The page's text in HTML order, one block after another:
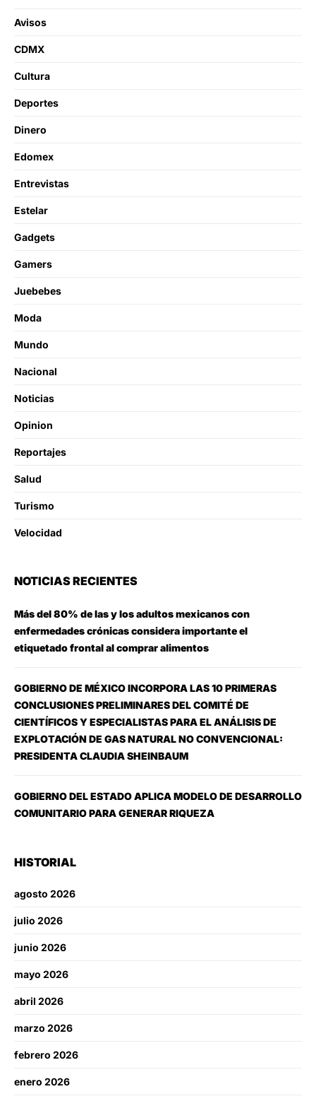
Avisos
CDMX
Cultura
Deportes
Dinero
Edomex
Entrevistas
Estelar
Gadgets
Gamers
Juebebes
Moda
Mundo
Nacional
Noticias
Opinion
Reportajes
Salud
Turismo
Velocidad
NOTICIAS RECIENTES
Más del 80% de las y los adultos mexicanos con
enfermedades crónicas considera importante el
etiquetado frontal al comprar alimentos
GOBIERNO DE MÉXICO INCORPORA LAS 10 PRIMERAS
CONCLUSIONES PRELIMINARES DEL COMITÉ DE
CIENTÍFICOS Y ESPECIALISTAS PARA EL ANÁLISIS DE
EXPLOTACIÓN DE GAS NATURAL NO CONVENCIONAL:
PRESIDENTA CLAUDIA SHEINBAUM
GOBIERNO DEL ESTADO APLICA MODELO DE DESARROLLO
COMUNITARIO PARA GENERAR RIQUEZA
HISTORIAL
agosto 2026
julio 2026
junio 2026
mayo 2026
abril 2026
marzo 2026
febrero 2026
enero 2026